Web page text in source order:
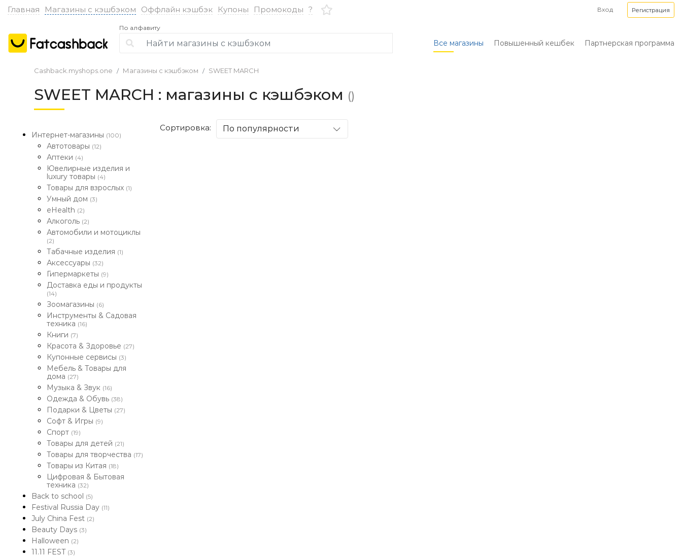
Главная Магазины с кэшбэком Оффлайн кэшбэк Купоны Промокоды ? Вход Регистрация
По алфавиту
Все магазины Повышенный кешбек Партнерская программа
Cashback.myshops.one Магазины с кэшбэком SWEET MARCH
SWEET MARCH : магазины с кэшбэком ()
Интернет-магазины (100)
Автотовары (12)
Аптеки (4)
Ювелирные изделия и
luxury товары (4)
Товары для взрослых (1)
Умный дом (3)
eHealth (2)
Алкоголь (2)
Автомобили и мотоциклы
(2)
Табачные изделия (1)
Аксессуары (32)
Гипермаркеты (9)
Доставка еды и продукты
(14)
Зоомагазины (6)
Инструменты & Садовая
техника (16)
Книги (7)
Красота & Здоровье (27)
Купонные сервисы (3)
Мебель & Товары для
дома (27)
Музыка & Звук (16)
Одежда & Обувь (38)
Подарки & Цветы (27)
Софт & Игры (9)
Спорт (19)
Товары для детей (21)
Товары для творчества (17)
Товары из Китая (18)
Цифровая & Бытовая
техника (32)
Back to school (5)
Festival Russia Day (11)
July China Fest (2)
Beauty Days (3)
Halloween (2)
11.11 FEST (3)
Сортировка: По популярности